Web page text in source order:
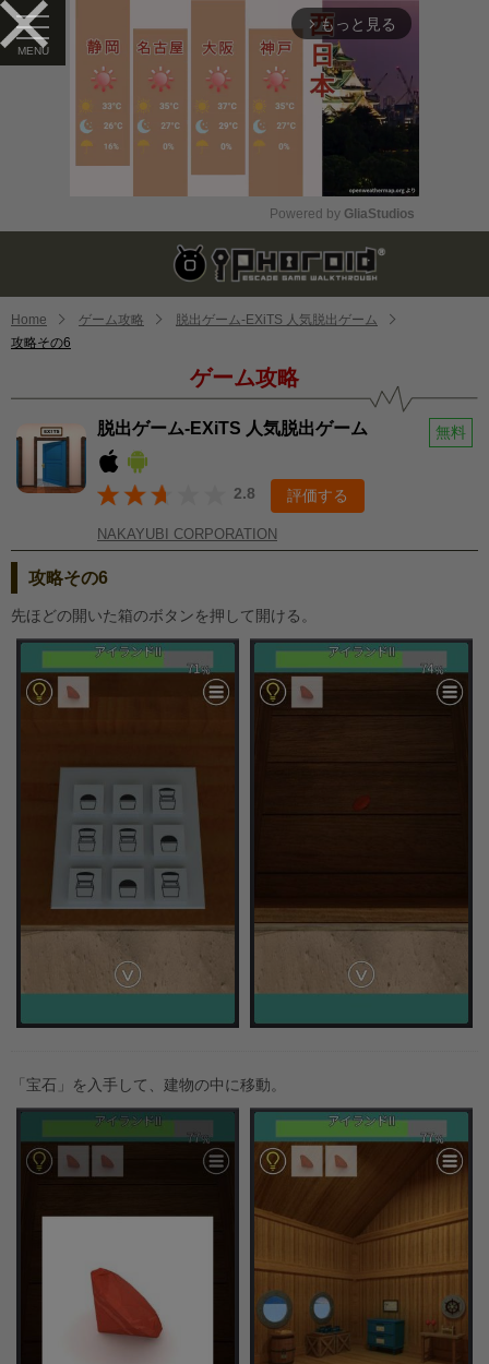
arrow_forward_ios もっと見る
Mute
Powered by GliaStudios
Home ゲーム攻略
脱出ゲーム-EXiTS 人気脱出ゲーム
攻略その6
ゲーム攻略
脱出ゲーム-EXiTS 人気脱出ゲーム 無料
2.8 評価する
NAKAYUBI CORPORATION
攻略その6
先ほどの開いた箱のボタンを押して開ける。
「宝石」を入手して、建物の中に移動。